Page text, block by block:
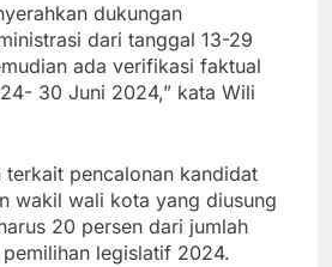
dukungan
dari tanggal 13-29
ada verifikasi faktual
30 Juni 2024,” kata Wili
terkait pencalonan kandidat
wakil wali kota yang diusung
20 persen dari jumlah
legislatif 2024.